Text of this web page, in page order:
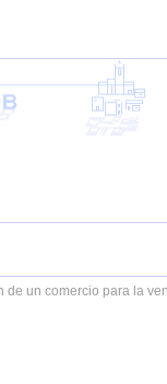
de un comercio para la